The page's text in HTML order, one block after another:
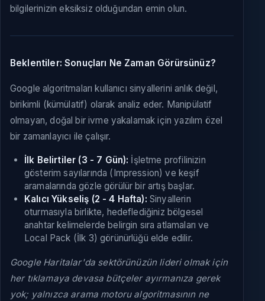
bilgilerinizin eksiksiz olduğundan emin olun.
Beklentiler: Sonuçları Ne Zaman Görürsünüz?
Google algoritmaları kullanıcı sinyallerini anlık değil,
birikimli (kümülatif) olarak analiz eder. Manipülatif
olmayan, doğal bir ivme yakalamak için yazılım özel
bir zamanlayıcı ile çalışır.
İlk Belirtiler (3 - 7 Gün): İşletme profilinizin
gösterim sayılarında (Impression) ve keşif
aramalarında gözle görülür bir artış başlar.
Kalıcı Yükseliş (2 - 4 Hafta): Sinyallerin
oturmasıyla birlikte, hedeflediğiniz bölgesel
anahtar kelimelerde belirgin sıra atlamaları ve
Local Pack (İlk 3) görünürlüğü elde edilir.
Google Haritalar'da sektörünüzün lideri olmak için
her tıklamaya devasa bütçeler ayırmanıza gerek
yok; yalnızca arama motoru algoritmasının ne